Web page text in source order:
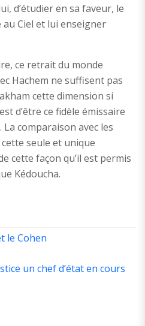
d’étudier en sa faveur, le
Ciel et lui enseigner
ce retrait du monde
Hachem ne suffisent pas
cette dimension si
d’être ce fidèle émissaire
comparaison avec les
cette seule et unique
cette façon qu’il est permis
Kédoucha.
le Cohen
un chef d’état en cours